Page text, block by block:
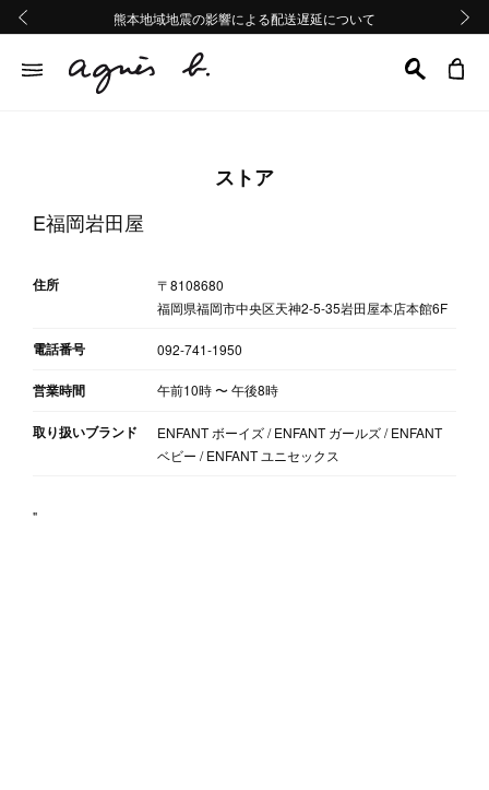
熊本地域地震の影響による配送遅延について
Summer Sale 2buy10%OFF!!
熊本地域地震の影響による配送遅延について
Summer Sale 2buy10%OFF!!
ストア
E福岡岩田屋
住所
〒8108680
福岡県福岡市中央区天神2-5-35岩田屋本店本館6F
電話番号 092-741-1950
営業時間 午前10時〜午後8時
取り扱いブランド
ENFANT ボーイズ / ENFANT ガールズ / ENFANT
ベビー / ENFANT ユニセックス
"